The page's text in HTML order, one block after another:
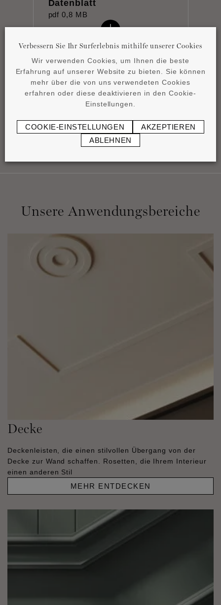
Datenblatt
pdf 0,8 MB
Montageanleitung
1,17 MB
Unsere Anwendungsbereiche
Decke
Deckenleisten, die einen stilvollen Übergang von der
Decke zur Wand schaffen. Rosetten, die Ihrem Interieur
einen anderen Stil
MEHR ENTDECKEN
Verbessern Sie Ihr Surferlebnis mithilfe unserer Cookies
Wir verwenden Cookies, um Ihnen die beste
Erfahrung auf unserer Website zu bieten. Sie können
mehr über die von uns verwendeten Cookies
erfahren oder diese deaktivieren in den Cookie-
Einstellungen.
COOKIE-EINSTELLUNGEN
AKZEPTIEREN
ABLEHNEN